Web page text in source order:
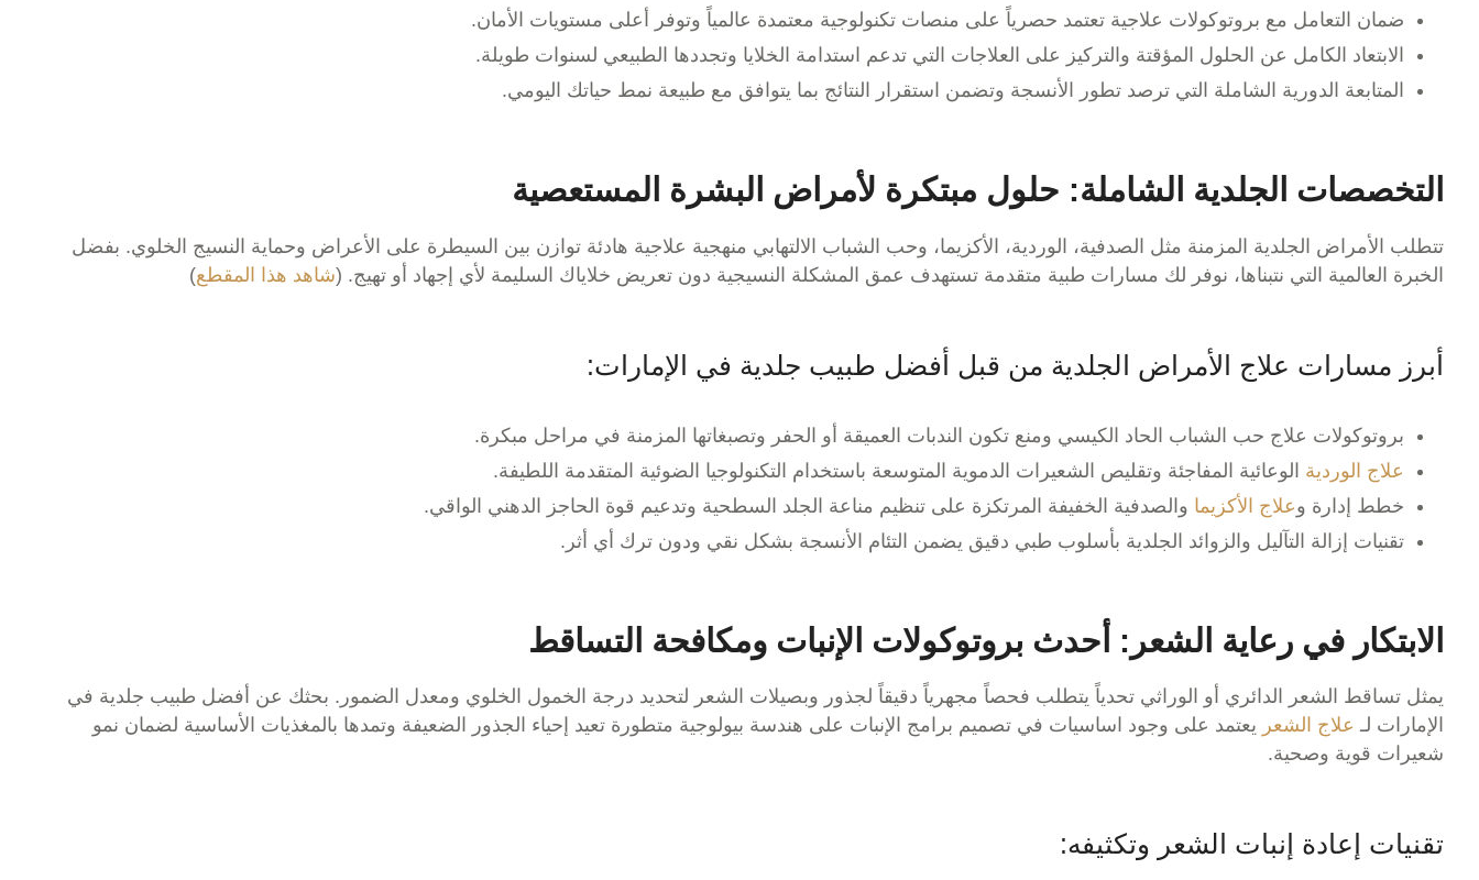
ضمان التعامل مع بروتوكولات علاجية تعتمد حصرياً على منصات تكنولوجية معتمدة عالمياً وتوفر أعلى مستويات الأمان.
الابتعاد الكامل عن الحلول المؤقتة والتركيز على العلاجات التي تدعم استدامة الخلايا وتجددها الطبيعي لسنوات طويلة.
المتابعة الدورية الشاملة التي ترصد تطور الأنسجة وتضمن استقرار النتائج بما يتوافق مع طبيعة نمط حياتك اليومي.
التخصصات الجلدية الشاملة: حلول مبتكرة لأمراض البشرة المستعصية
تتطلب الأمراض الجلدية المزمنة مثل الصدفية، الوردية، الأكزيما، وحب الشباب الالتهابي منهجية علاجية هادئة توازن بين السيطرة على الأعراض وحماية النسيج الخلوي. بفضل
الخبرة العالمية التي نتبناها، نوفر لك مسارات طبية متقدمة تستهدف عمق المشكلة النسيجية دون تعريض خلاياك السليمة لأي إجهاد أو تهيج. (شاهد هذا المقطع)
أبرز مسارات علاج الأمراض الجلدية من قبل أفضل طبيب جلدية في الإمارات:
بروتوكولات علاج حب الشباب الحاد الكيسي ومنع تكون الندبات العميقة أو الحفر وتصبغاتها المزمنة في مراحل مبكرة.
علاج الوردية الوعائية المفاجئة وتقليص الشعيرات الدموية المتوسعة باستخدام التكنولوجيا الضوئية المتقدمة اللطيفة.
خطط إدارة وعلاج الأكزيما والصدفية الخفيفة المرتكزة على تنظيم مناعة الجلد السطحية وتدعيم قوة الحاجز الدهني الواقي.
تقنيات إزالة التآليل والزوائد الجلدية بأسلوب طبي دقيق يضمن التئام الأنسجة بشكل نقي ودون ترك أي أثر.
الابتكار في رعاية الشعر: أحدث بروتوكولات الإنبات ومكافحة التساقط
يمثل تساقط الشعر الدائري أو الوراثي تحدياً يتطلب فحصاً مجهرياً دقيقاً لجذور وبصيلات الشعر لتحديد درجة الخمول الخلوي ومعدل الضمور. بحثك عن أفضل طبيب جلدية في
الإمارات لـ علاج الشعر يعتمد على وجود اساسيات في تصميم برامج الإنبات على هندسة بيولوجية متطورة تعيد إحياء الجذور الضعيفة وتمدها بالمغذيات الأساسية لضمان نمو
شعيرات قوية وصحية.
تقنيات إعادة إنبات الشعر وتكثيفه: